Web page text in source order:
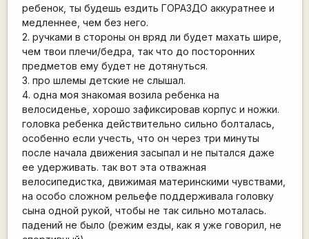
ребенок, ты будешь ездить ГОРАЗДО аккуратнее и
медленнее, чем без него.
2. ручками в стороны он вряд ли будет махать шире,
чем твои плечи/бедра, так что до посторонних
предметов ему будет не дотянуться.
3. про шлемы детские не слышал.
4. одна моя знакомая возила ребенка на
велосиденье, хорошо зафиксировав корпус и ножки.
головка ребенка действительно сильно болталась,
особенно если учесть, что он через три минуты
после начала движения засыпал и не пытался даже
ее удерживать. так вот эта отважная
велосипедистка, движимая материнскими чувствами,
на особо сложном рельефе поддерживала головку
сына одной рукой, чтобы не так сильно моталась.
падений не было (режим езды, как я уже говорил, не